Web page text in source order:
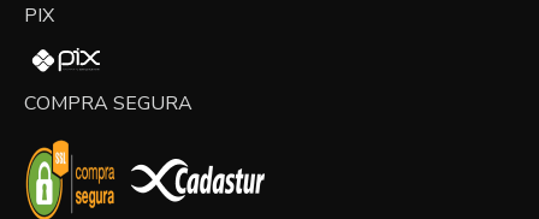
PIX
COMPRA SEGURA